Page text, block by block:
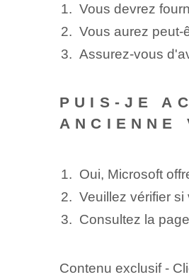
Vous devrez
Vous aurez peut-
Assurez-vous
PUIS-JE
ANCIENNE
Oui, Microsoft
Veuillez vérifier
Consultez la
Contenu exclusif -